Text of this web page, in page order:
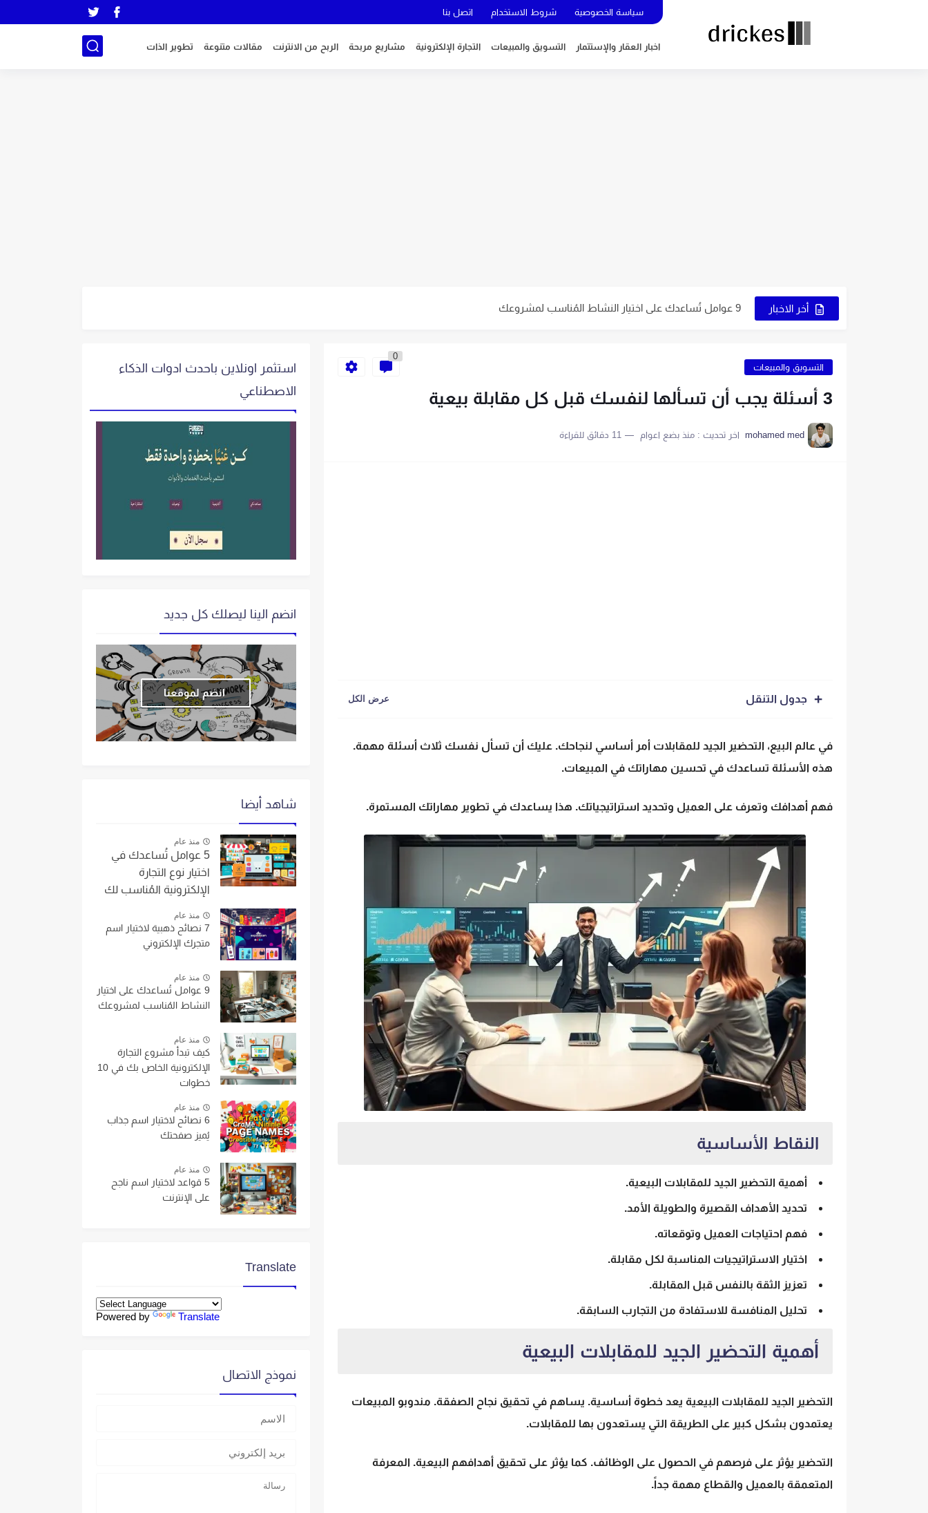
سياسة الخصوصية شروط الاستخدام اتصل بنا
اخبار العقار والإستتمار التسويق والمبيعات التجارة الإلكترونية مشاريع مربحة الربح من الانترنت مقالات متنوعة تطوير الذات
أخر الاخبار 9 عوامل تُساعدك على اختيار النشاط المُناسب لمشروعك
التسويق والمبيعات
0
3 أسئلة يجب أن تسألها لنفسك قبل كل مقابلة بيعية
mohamed med اخر تحديث :منذ بضع اعوام 11 دقائق للقراءة
جدول التنقل
في عالم البيع، التحضير الجيد للمقابلات أمر أساسي لنجاحك. عليك أن تسأل نفسك ثلاث أسئلة مهمة.
هذه الأسئلة تساعدك في تحسين مهاراتك في المبيعات.
فهم أهدافك وتعرف على العميل وتحديد استراتيجياتك. هذا يساعدك في تطوير مهاراتك المستمرة.
النقاط الأساسية
أهمية التحضير الجيد للمقابلات البيعية.
تحديد الأهداف القصيرة والطويلة الأمد.
فهم احتياجات العميل وتوقعاته.
اختيار الاستراتيجيات المناسبة لكل مقابلة.
تعزيز الثقة بالنفس قبل المقابلة.
تحليل المنافسة للاستفادة من التجارب السابقة.
أهمية التحضير الجيد للمقابلات البيعية
التحضير الجيد للمقابلات البيعية يعد خطوة أساسية. يساهم في تحقيق نجاح الصفقة. مندوبو المبيعات
يعتمدون بشكل كبير على الطريقة التي يستعدون بها للمقابلات.
التحضير يؤثر على فرصهم في الحصول على الوظائف. كما يؤثر على تحقيق أهدافهم البيعية. المعرفة
المتعمقة بالعميل والقطاع مهمة جداً.
استثمر اونلاين باحدث ادوات الذكاء
الاصطناعي
انضم الينا ليصلك كل جديد
انضم لموقعنا
شاهد أيضا
منذ عام
5 عوامل تُساعدك في
اختيار نوع التجارة
الإلكترونية المُناسب لك
منذ عام
7 نصائح ذهبية لاختيار اسم
متجرك الإلكتروني
منذ عام
9 عوامل تُساعدك على اختيار
النشاط المُناسب لمشروعك
منذ عام
كيف تبدأ مشروع التجارة
الإلكترونية الخاص بك في 10
خطوات
منذ عام
6 نصائح لاختيار اسم جذاب
يُميز صفحتك
منذ عام
5 قواعد لاختيار اسم ناجح
على الإنترنت
Translate
Powered by Translate
نموذج الاتصال